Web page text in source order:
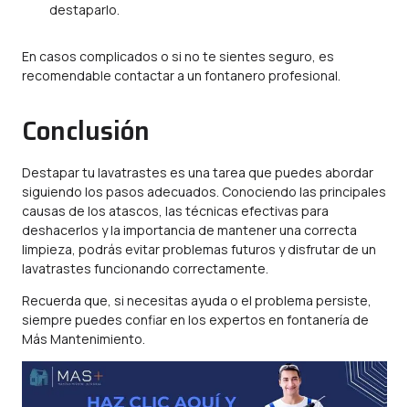
destaparlo.
En casos complicados o si no te sientes seguro, es
recomendable contactar a un fontanero profesional.
Conclusión
Destapar tu lavatrastes es una tarea que puedes abordar
siguiendo los pasos adecuados. Conociendo las principales
causas de los atascos, las técnicas efectivas para
deshacerlos y la importancia de mantener una correcta
limpieza, podrás evitar problemas futuros y disfrutar de un
lavatrastes funcionando correctamente.
Recuerda que, si necesitas ayuda o el problema persiste,
siempre puedes confiar en los expertos en fontanería de
Más Mantenimiento.